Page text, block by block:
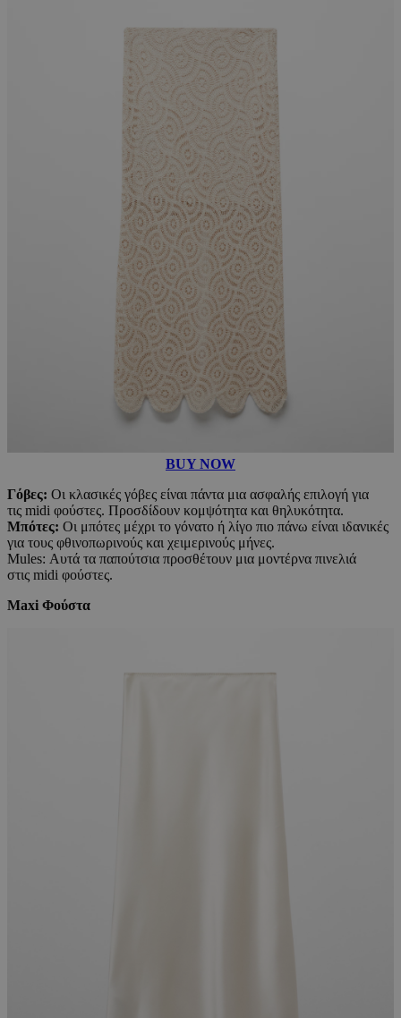
BUY NOW
Γόβες: Οι κλασικές γόβες είναι πάντα μια ασφαλής επιλογή για
τις midi φούστες. Προσδίδουν κομψότητα και θηλυκότητα.
Μπότες: Οι μπότες μέχρι το γόνατο ή λίγο πιο πάνω είναι ιδανικές
για τους φθινοπωρινούς και χειμερινούς μήνες.
Mules: Αυτά τα παπούτσια προσθέτουν μια μοντέρνα πινελιά
στις midi φούστες.
Maxi Φούστα